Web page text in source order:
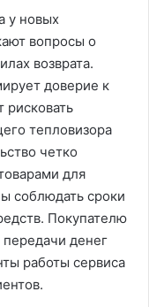
у новых
вопросы о
возврата.
доверие к
рисковать
тепловизора
четко
для
соблюдать сроки
Покупателю
денег
работы сервиса